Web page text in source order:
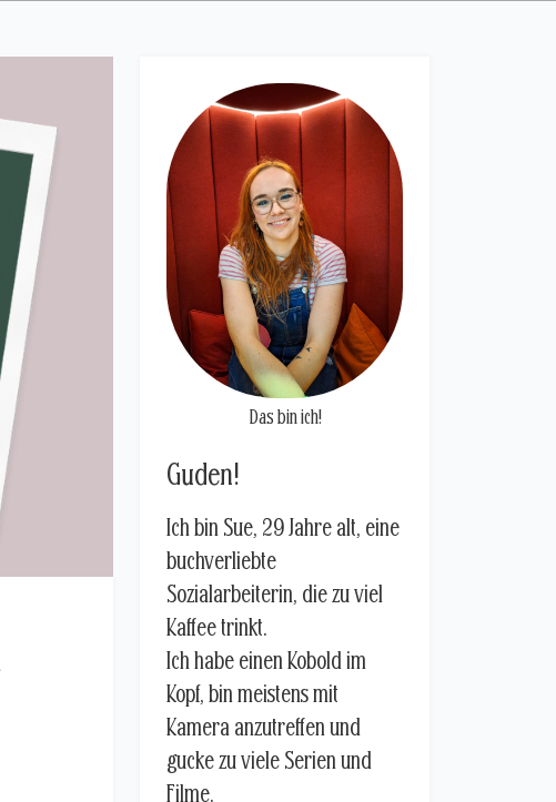
Das bin ich!
Guden!
Ich bin Sue, 29 Jahre alt, eine
buchverliebte
Sozialarbeiterin, die zu viel
Kaffee trinkt.
Ich habe einen Kobold im
Kopf, bin meistens mit
Kamera anzutreffen und
gucke zu viele Serien und
Filme.